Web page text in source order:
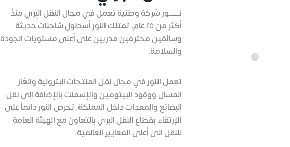
نـــــــور شركة وطنية تعمل في مجال النقل البري منذُ
أكثر من ٢٥ عام. تمتلك النور أسطول شاحنات حديثة
وسائقين محترفين مدربين على أعلى مستويات الجودة
والسلامة.
تعمل النور في مجال نقل المنتجات البترولية والغاز
المسال ووقود البيتومين والإسمنت بالإضافة الى نقل
البضائع والمعدات داخل المملكة. تحرص النور دائماً على
الإرتقاء بقطاع النقل البري بالتعاون مع الهيئة العامة
للنقل الى أعلى المعايير العالمية.